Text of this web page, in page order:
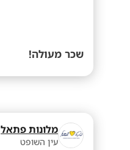
שכר מעולה!
מלונות פתאל
עין השופט